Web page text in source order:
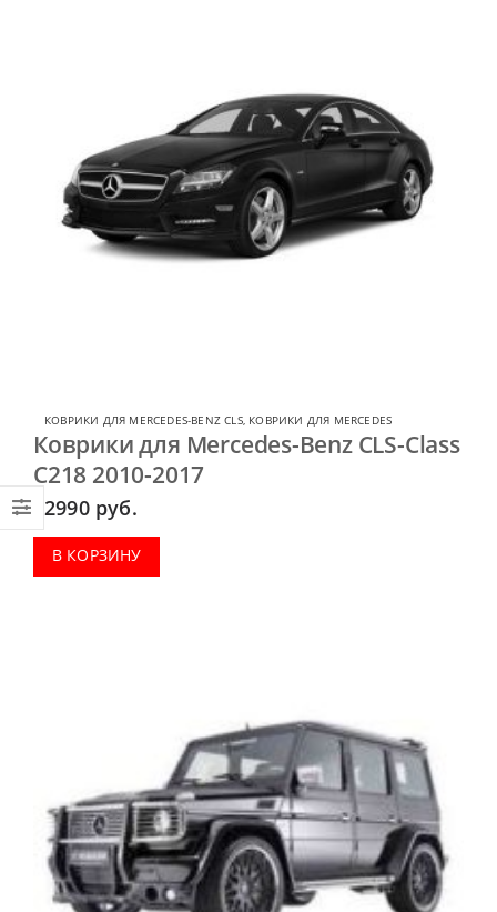
КОВРИКИ ДЛЯ MERCEDES-BENZ CLS, КОВРИКИ ДЛЯ MERCEDES
Коврики для Mercedes-Benz CLS-Class
C218 2010-2017
2990 руб.
В КОРЗИНУ